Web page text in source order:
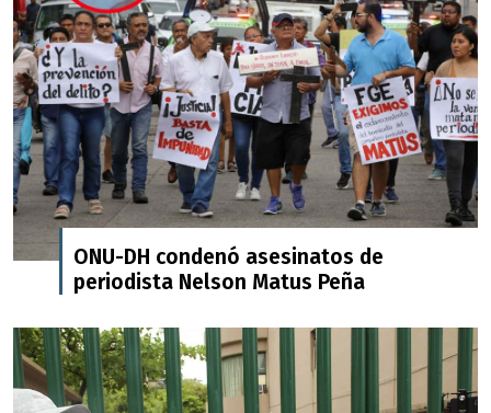
ONU-DH condenó asesinatos de
periodista Nelson Matus Peña